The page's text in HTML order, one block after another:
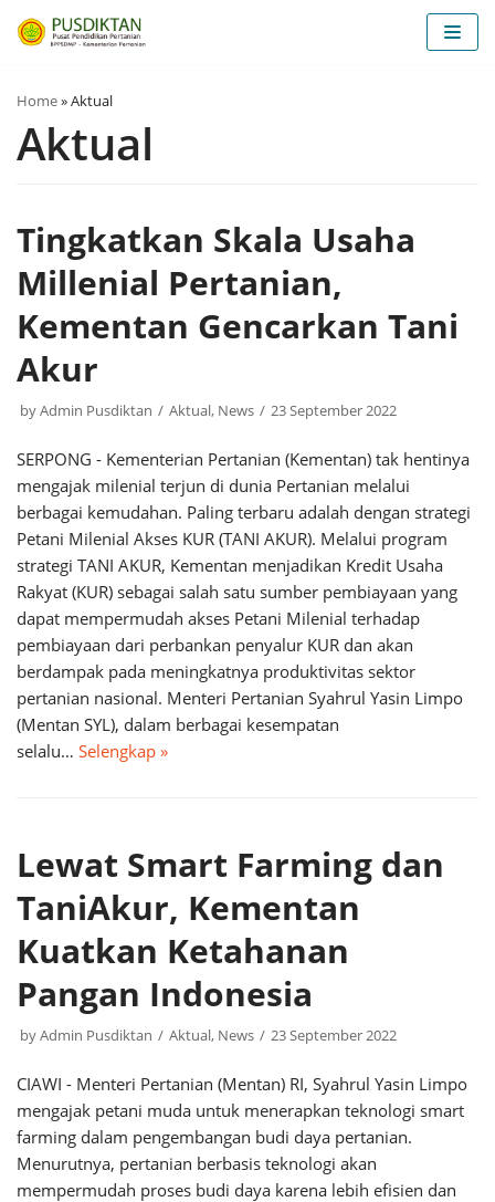
Skip
to
Home»Aktual
Aktual
Tingkatkan Skala Usaha
Millenial Pertanian,
Kementan Gencarkan Tani
Akur
byAdmin Pusdiktan Aktual, News 23 September 2022
SERPONG - Kementerian Pertanian (Kementan) tak hentinya
mengajak milenial terjun di dunia Pertanian melalui
berbagai kemudahan. Paling terbaru adalah dengan strategi
Petani Milenial Akses KUR (TANI AKUR). Melalui program
strategi TANI AKUR, Kementan menjadikan Kredit Usaha
Rakyat (KUR) sebagai salah satu sumber pembiayaan yang
dapat mempermudah akses Petani Milenial terhadap
pembiayaan dari perbankan penyalur KUR dan akan
berdampak pada meningkatnya produktivitas sektor
pertanian nasional. Menteri Pertanian Syahrul Yasin Limpo
(Mentan SYL), dalam berbagai kesempatan
selalu… Selengkap »
Lewat Smart Farming dan
TaniAkur, Kementan
Kuatkan Ketahanan
Pangan Indonesia
byAdmin Pusdiktan Aktual, News 23 September 2022
CIAWI - Menteri Pertanian (Mentan) RI, Syahrul Yasin Limpo
mengajak petani muda untuk menerapkan teknologi smart
farming dalam pengembangan budi daya pertanian.
Menurutnya, pertanian berbasis teknologi akan
mempermudah proses budi daya karena lebih efisien dan